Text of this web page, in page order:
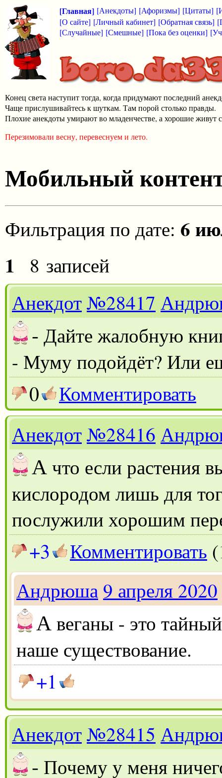
[Главная] [Анекдоты] [Афоризмы] [Цитаты]
[О сайте] [Личный кабинет] [Обратная связь]
[Случайные] [Смешные] [Пока без оценки]
Конец света наступит тогда, когда придумают последний
Чаще прислушивайтесь к шуткам. Там порой столько правды.
Плохие анекдоты умирают во младенчестве, а хорошие живут
Перезимовали весну, перевеснуем и лето.
Мобильный
Фильтрация по дате: 6
1
8 записей
Анекдот№28417
- Дайте жалобную
- Муму подойдёт? Или
0
Комментировать
Анекдот№28416
Ачто если растения
кислородом лишь для
послужили хорошим
+3 Комментировать
Андрюша 9 апреля 2020
Авеганы - это
наше существование.
+1
Анекдот№28415
- Почему у меня